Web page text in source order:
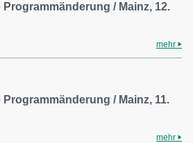
/ Mainz, 12.
mehr
/ Mainz, 11.
mehr